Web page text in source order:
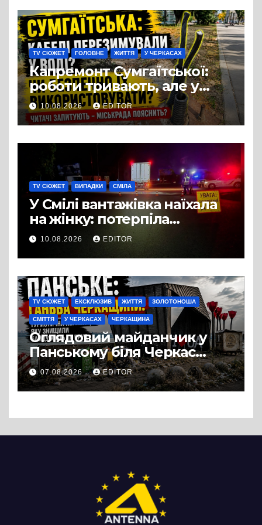
TV СЮЖЕТ ГОЛОВНЕ ЖИТТЯ У ЧЕРКАСАХ
Капремонт Сумгаїтської:
роботи тривають, але у
містян виникло питання
щодо освітлення
10.08.2026 EDITOR
TV СЮЖЕТ ВИПАДКИ СМІЛА
У Смілі вантажівка наїхала
на жінку: потерпіла
померла в лікарні
10.08.2026 EDITOR
TV СЮЖЕТ ЕКСКЛЮЗИВ ЖИТТЯ ЗОЛОТОНОША
СМІТТЯ У ЧЕРКАСАХ ЧЕРКАЩИНА
Оглядовий майданчик у
Панському біля Черкас
перетворився на занедбане
сміттєзвалище
07.08.2026 EDITOR